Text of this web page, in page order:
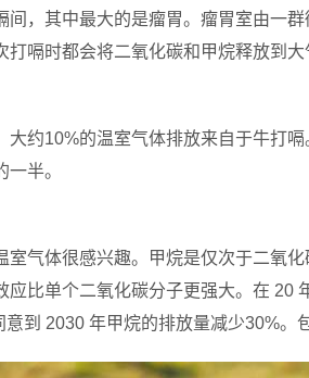
，其中最大的是瘤胃。瘤胃室由一
打嗝时都会将二氧化碳和甲烷释放到
大约10%的温室气体排放来自于牛打嗝
半。
气体很感兴趣。甲烷是仅次于二氧
比单个二氧化碳分子更强大。 在 20
到 2030 年甲烷的排放量减少30%。